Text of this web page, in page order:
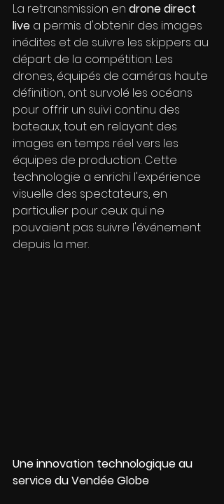
La retransmission en drone direct
live a permis d'obtenir des images
inédites et de suivre les skippers au
départ de la compétition. Les
drones, équipés de caméras haute
définition, ont survolé les océans
pour offrir un suivi continu des
bateaux, tout en relayant des
images en temps réel vers les
équipes de production. Cette
technologie a enrichi l'expérience
visuelle des spectateurs, en
particulier pour ceux qui ne
pouvaient pas suivre l'événement
depuis la mer.
Une innovation technologique au
service du Vendée Globe